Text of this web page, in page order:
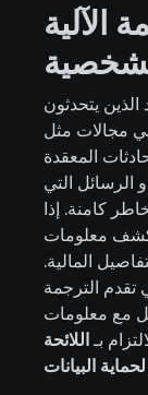
الآلية
الذين يتحدثون
مجالات مثل
المعقدة
الرسائل التي
كامنة. إذا
كشف معلومات
المالية.
تقدم الترجمة
مع معلومات
بـ اللائحة